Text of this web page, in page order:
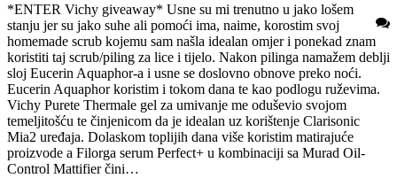
*ENTER Vichy giveaway* Usne su mi trenutno u jako lošem
stanju jer su jako suhe ali pomoći ima, naime, korostim svoj
homemade scrub kojemu sam našla idealan omjer i ponekad znam
koristiti taj scrub/piling za lice i tijelo. Nakon pilinga namažem deblji
sloj Eucerin Aquaphor-a i usne se doslovno obnove preko noći.
Eucerin Aquaphor koristim i tokom dana te kao podlogu ruževima.
Vichy Purete Thermale gel za umivanje me oduševio svojom
temeljitošću te činjenicom da je idealan uz korištenje Clarisonic
Mia2 uređaja. Dolaskom toplijih dana više koristim matirajuće
proizvode a Filorga serum Perfect+ u kombinaciji sa Murad Oil-
Control Mattifier čini…